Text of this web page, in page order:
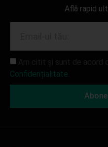
Află rapid
Confidențialitate.